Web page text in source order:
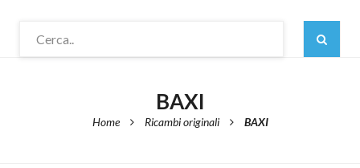
BAXI
Home Ricambi originali BAXI